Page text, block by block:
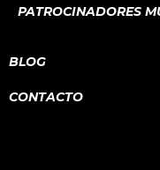
PATROCINADORES
BLOG
CONTACTO